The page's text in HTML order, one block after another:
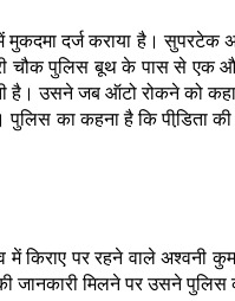
दर्ज कराया है। सुपरटेक
चौक पुलिस बूथ के पास से एक
है। उसने जब ऑटो रोकने को
का कहना है कि पीडि़ता
पर रहने वाले अश्वनी
जानकारी मिलने पर उसने पुलिस